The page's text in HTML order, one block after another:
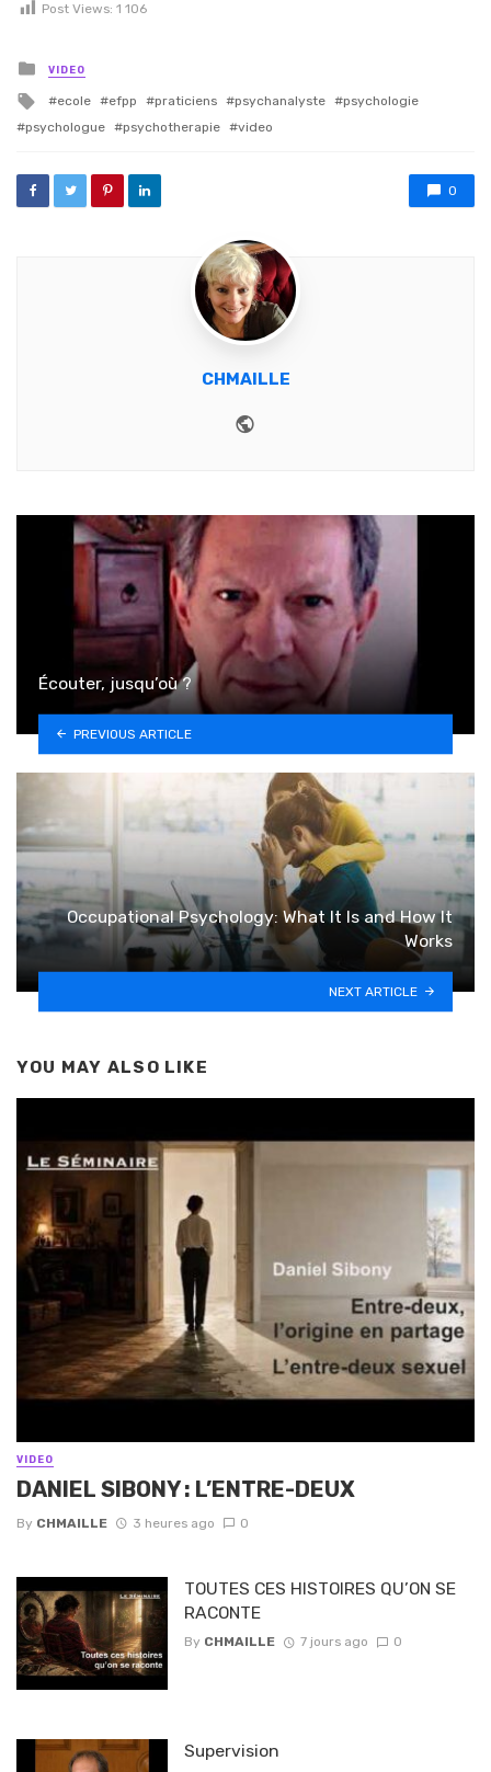
Post Views: 1 106
Posted in
VIDEO
Tagged with
ecole efpp praticiens psychanalyste
psychologie
psychologue
psychotherapie video
0
CHMAILLE
Écouter, jusqu’où ?
PREVIOUS ARTICLE
Occupational Psychology: What It Is and How It
Works
NEXT ARTICLE
YOU MAY ALSO LIKE
VIDEO
DANIEL SIBONY : L’ENTRE-DEUX
By CHMAILLE 3 heures ago 0
TOUTES CES HISTOIRES QU’ON SE
RACONTE
By CHMAILLE 7 jours ago 0
Supervision